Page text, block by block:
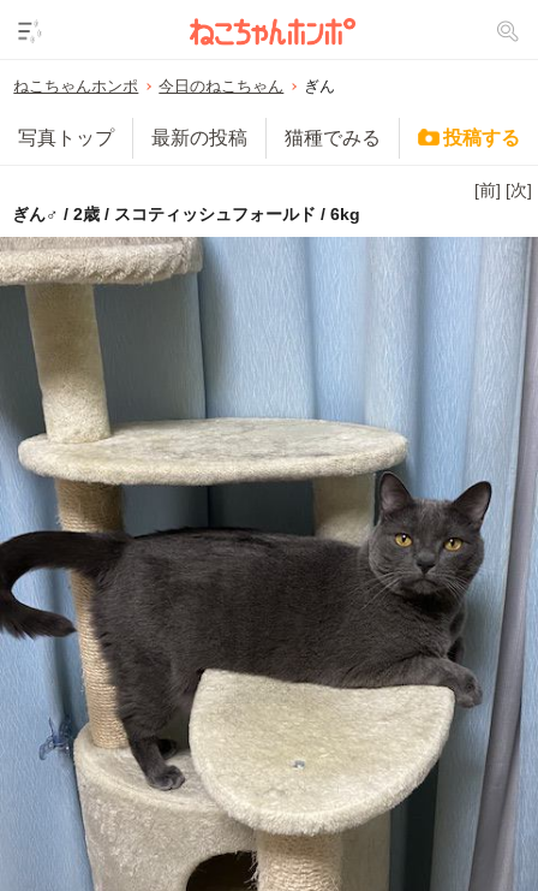
ねこちゃんホンポ 今日のねこちゃん ぎん
写真トップ 最新の投稿 猫種でみる 投稿する
[前] [次]
ぎん♂ / 2歳 / スコティッシュフォールド / 6kg